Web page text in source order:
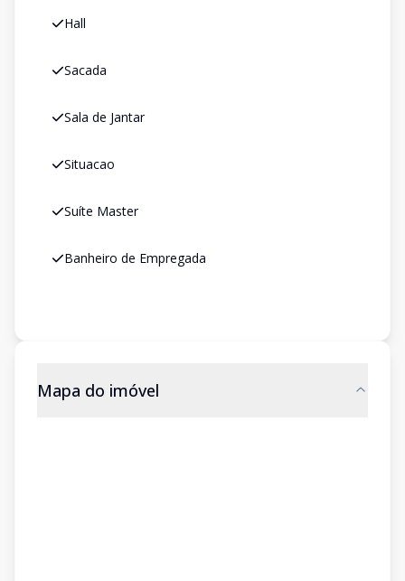
Hall
Sacada
Sala de Jantar
Situacao
Suíte Master
Banheiro de Empregada
Mapa do imóvel